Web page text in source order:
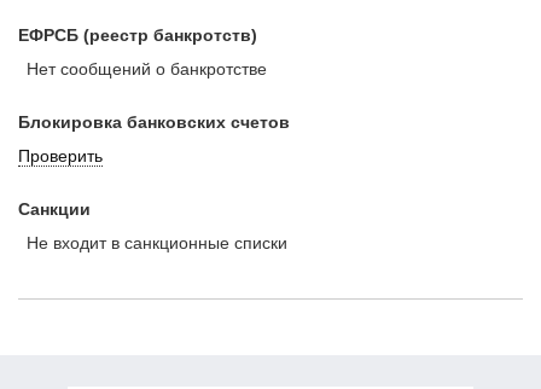
ЕФРСБ (реестр банкротств)
Нет сообщений о банкротстве
Блокировка банковских счетов
Проверить
Санкции
Не входит в санкционные списки